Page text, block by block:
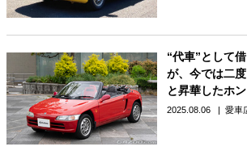
“代車”として
が、今では二
と昇華したホ
2025.08.06 愛車